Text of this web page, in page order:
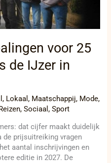
voor 25
de IJzer in
, Lokaal, Maatschappij, Mode,
Reizen,Sociaal,Sport
dat cijfer maakt duidelijk
de prijsuitreiking vragen
aantal inschrijvingen en
editie in 2027. De